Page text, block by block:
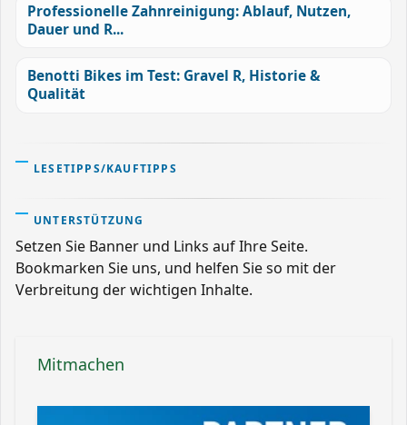
Professionelle Zahnreinigung: Ablauf, Nutzen,
Dauer und R...
Benotti Bikes im Test: Gravel R, Historie &
Qualität
LESETIPPS/KAUFTIPPS
UNTERSTÜTZUNG
Setzen Sie Banner und Links auf Ihre Seite.
Bookmarken Sie uns, und helfen Sie so mit der
Verbreitung der wichtigen Inhalte.
Mitmachen